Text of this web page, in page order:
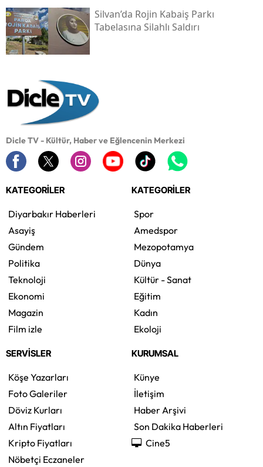
Silvan’da Rojin Kabaiş Parkı
Tabelasına Silahlı Saldırı
Dicle TV - Kültür, Haber ve Eğlencenin Merkezi
KATEGORİLER
Diyarbakır Haberleri
Asayiş
Gündem
Politika
Teknoloji
Ekonomi
Magazin
Film izle
KATEGORİLER
Spor
Amedspor
Mezopotamya
Dünya
Kültür - Sanat
Eğitim
Kadın
Ekoloji
SERVİSLER
Köşe Yazarları
Foto Galeriler
Döviz Kurları
Altın Fiyatları
Kripto Fiyatları
Nöbetçi Eczaneler
KURUMSAL
Künye
İletişim
Haber Arşivi
Son Dakika Haberleri
Cine5